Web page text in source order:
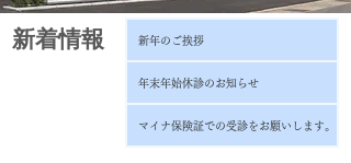
​新着情報 新年のご挨拶
年末年始休診のお知らせ
マイナ保険証での受診をお願いします。